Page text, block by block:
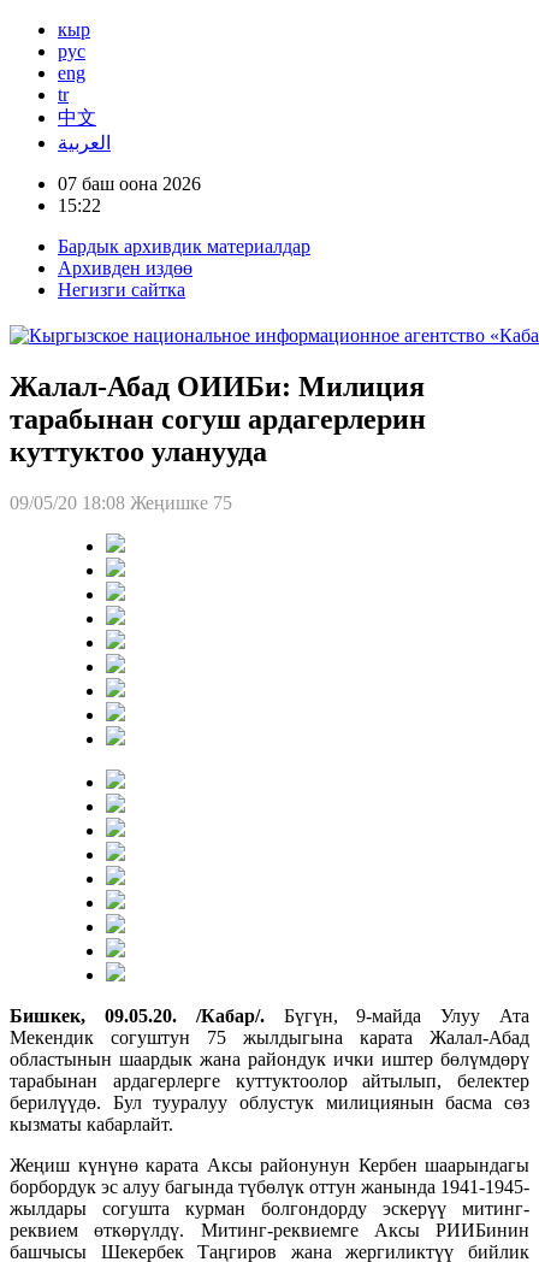
кыр
рус
eng
tr
中文
العربية
07 баш оона 2026
15:22
Бардык архивдик материалдар
Архивден издөө
Негизги сайтка
Жалал-Абад ОИИБи: Милиция
тарабынан согуш ардагерлерин
куттуктоо уланууда
09/05/20 18:08 Жеңишке 75
Бишкек, 09.05.20. /Кабар/.Бүгүн, 9-майда Улуу Ата
Мекендик согуштун 75 жылдыгына карата Жалал-Абад
областынын шаардык жана райондук ички иштер бөлүмдөрү
тарабынан ардагерлерге куттуктоолор айтылып, белектер
берилүүдө. Бул тууралуу облустук милициянын басма сөз
кызматы кабарлайт.
Жеңиш күнүнө карата Аксы районунун Кербен шаарындагы
борбордук эс алуу багында түбөлүк оттун жанында 1941-1945-
жылдары согушта курман болгондорду эскерүү митинг-
реквием өткөрүлдү. Митинг-реквиемге Аксы РИИБинин
башчысы Шекербек Таңгиров жана жергиликтүү бийлик